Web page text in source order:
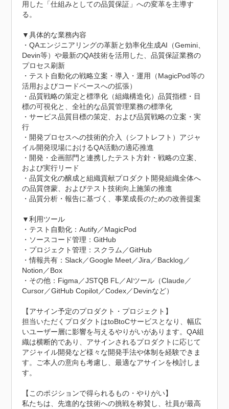
用した「仕組みとしての品質保証」への変革を主導す
る。
▼具体的な業務内容
・QAエンジニアリングの革新と効率化生成AI（Gemini、
Devin等）や最新のQA技術を活用した、品質保証業務の
プロセス刷新
・テスト自動化の戦略立案・導入・運用（MagicPod等の
活用およびコードベースへの拡張）
・品質戦略の策定と標準化（組織構造化）品質指標・目
標の可視化と、全社的な品質管理業務の標準化
・サービス品質目標の策定、および品質戦略の立案・実
行
・開発プロセスへの技術的介入（シフトレフト）アジャ
イル開発現場におけるQA活動の適応推進
・開発・企画部門と連携したテスト方針・戦略の立案、
および実行リード
・品質文化の醸成と組織貢献プロダクト開発組織全体へ
の品質啓蒙、およびテスト技術向上施策の推進
・品質分析・報告に基づく、事業成長のための改善提案
▼利用ツール
・テスト自動化：Autify／MagicPod
・ソースコード管理：GitHub
・プロジェクト管理：スクラム／GitHub
・情報共有：Slack／Google Meet／Jira／Backlog／
Notion／Box
・その他：Figma／JSTQB FL／AIツール（Claude／
Cursor／GitHub Copilot／Codex／Devinなど）
【アサイン予定のプロダクト・プロジェクト】
担当いただくプロダクトはtoBtoCサービスとなり、幅広
いユーザー層に影響を与えるやりがいがあります。QA組
織は横断的であり、アサインされるプロダクトに応じて
アジャイル開発など様々な開発手法や体制を経験できま
す。ご本人の意向も考慮し、最適なアサインを検討しま
す。
【このポジションで得られるもの・やりがい】
私たちは、先進的な技術への挑戦を称賛し、社員が最高